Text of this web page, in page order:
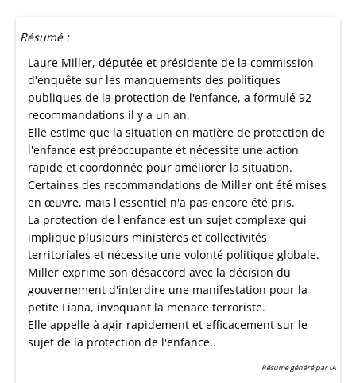
Résumé :
Laure Miller, députée et présidente de la commission
d'enquête sur les manquements des politiques
publiques de la protection de l'enfance, a formulé 92
recommandations il y a un an.
Elle estime que la situation en matière de protection de
l'enfance est préoccupante et nécessite une action
rapide et coordonnée pour améliorer la situation.
Certaines des recommandations de Miller ont été mises
en œuvre, mais l'essentiel n'a pas encore été pris.
La protection de l'enfance est un sujet complexe qui
implique plusieurs ministères et collectivités
territoriales et nécessite une volonté politique globale.
Miller exprime son désaccord avec la décision du
gouvernement d'interdire une manifestation pour la
petite Liana, invoquant la menace terroriste.
Elle appelle à agir rapidement et efficacement sur le
sujet de la protection de l'enfance..
Résumé généré par IA